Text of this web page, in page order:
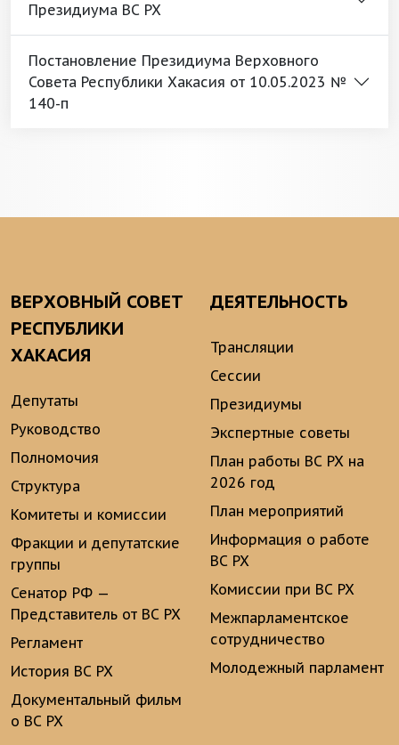
Президиума ВС РХ
Постановление Президиума Верховного
Совета Республики Хакасия от 10.05.2023 №
140-п
ВЕРХОВНЫЙ СОВЕТ
РЕСПУБЛИКИ
ХАКАСИЯ
Депутаты
Руководство
Полномочия
Структура
Комитеты и комиссии
Фракции и депутатские
группы
Сенатор РФ —
Представитель от ВС РХ
Регламент
История ВС РХ
Документальный фильм
о ВС РХ
ДЕЯТЕЛЬНОСТЬ
Трансляции
Сессии
Президиумы
Экспертные советы
План работы ВС РХ на
2026 год
План мероприятий
Информация о работе
ВС РХ
Комиссии при ВС РХ
Межпарламентское
сотрудничество
Молодежный парламент